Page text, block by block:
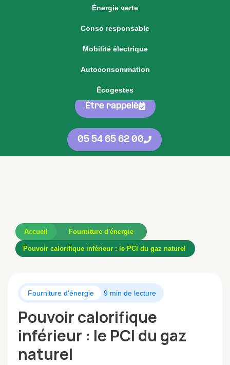
Énergie verte
Conso responsable
Mobilité électrique
Autoconsommation
Écogestes
Voir notre offre d'énergie fixe
05 54 65 62 00
Être rappelé
05 54 65 62 00
Accueil Fourniture d'énergie
Pouvoir calorifique inférieur : le PCI du gaz naturel
Fourniture d'énergie 9 min de lecture
Pouvoir calorifique
inférieur : le PCI du gaz
naturel